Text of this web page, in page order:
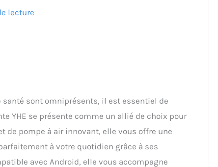
lecture
sont omniprésents, il est essentiel de
YHE se présente comme un allié de choix pour
de pompe à air innovant, elle vous offre une
à votre quotidien grâce à ses
avec Android, elle vous accompagne